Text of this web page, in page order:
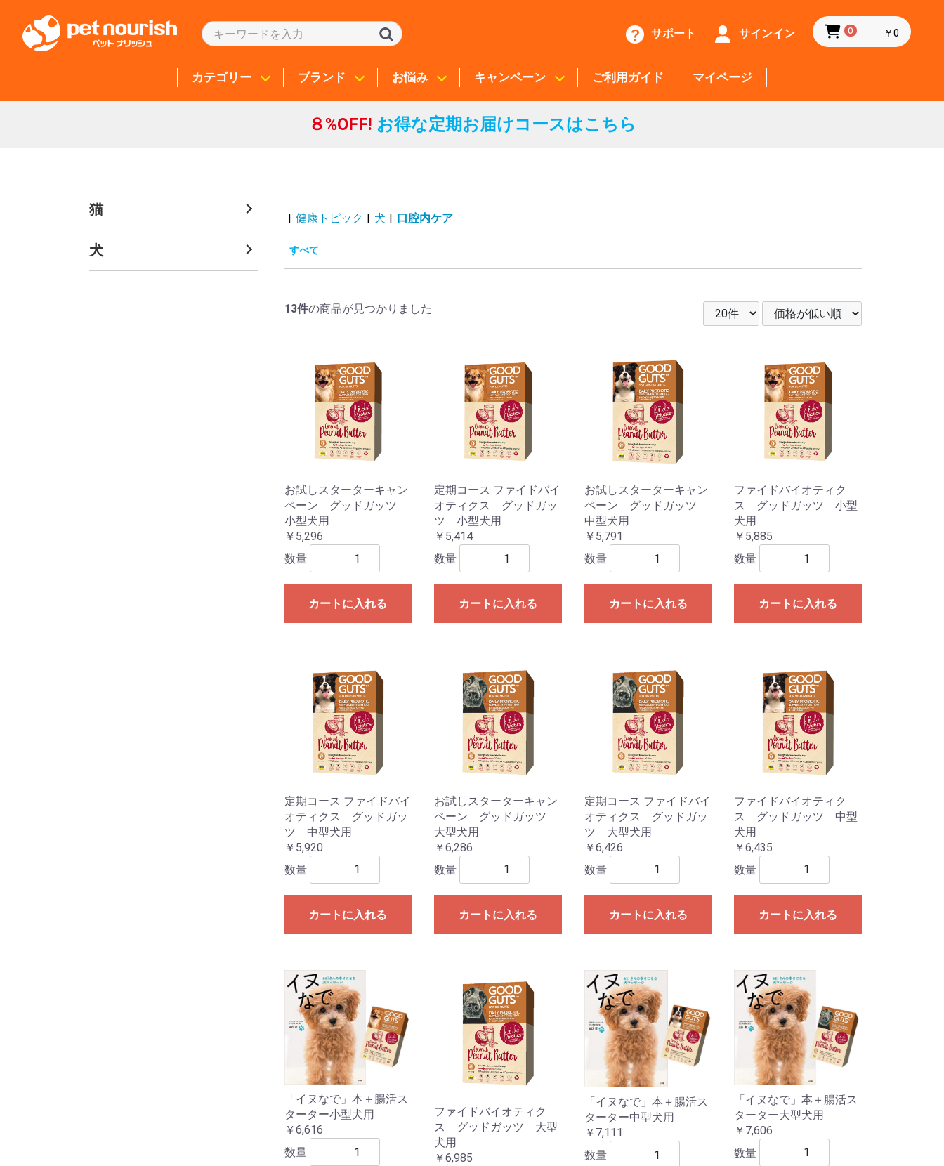
サポート サインイン 0 ￥0
カテゴリー ブランド お悩み キャンペーン ご利用ガイド マイページ
８%OFF! お得な定期お届けコースはこちら
猫
犬
| 健康トピック | 犬 | 口腔内ケア
すべて
13件の商品が見つかりました
お試しスターターキャン
ペーン グッドガッツ
小型犬用
￥5,296
数量
カートに入れる
定期コース ファイドバイ
オティクス グッドガッ
ツ 小型犬用
￥5,414
数量
カートに入れる
お試しスターターキャン
ペーン グッドガッツ
中型犬用
￥5,791
数量
カートに入れる
ファイドバイオティク
ス グッドガッツ 小型
犬用
￥5,885
数量
カートに入れる
定期コース ファイドバイ
オティクス グッドガッ
ツ 中型犬用
￥5,920
数量
カートに入れる
お試しスターターキャン
ペーン グッドガッツ
大型犬用
￥6,286
数量
カートに入れる
定期コース ファイドバイ
オティクス グッドガッ
ツ 大型犬用
￥6,426
数量
カートに入れる
ファイドバイオティク
ス グッドガッツ 中型
犬用
￥6,435
数量
カートに入れる
「イヌなで」本＋腸活ス
ターター小型犬用
￥6,616
数量
ファイドバイオティク
ス グッドガッツ 大型
犬用
￥6,985
「イヌなで」本＋腸活ス
ターター中型犬用
￥7,111
数量
「イヌなで」本＋腸活ス
ターター大型犬用
￥7,606
数量